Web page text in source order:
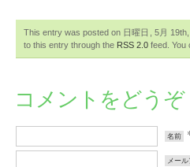
This entry was posted on 日曜日, 5月
to this entry through the RSS 2.0 feed. You
コメントをどうぞ
名前
メー